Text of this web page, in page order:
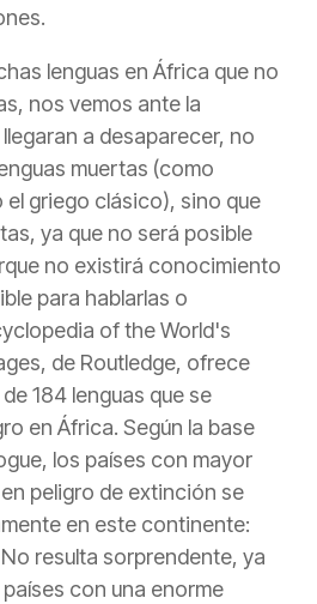
lenguas en África que no
nos vemos ante la
a desaparecer, no
muertas (como
el griego clásico), sino que
ya que no será posible
no existirá conocimiento
para hablarlas o
of the World's
de Routledge, ofrece
184 lenguas que se
en África. Según la base
los países con mayor
peligro de extinción se
en este continente:
resulta sorprendente, ya
con una enorme